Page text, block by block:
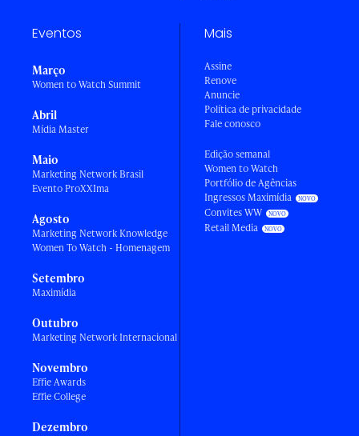
Eventos
Março
Women to Watch Summit
Abril
Mídia Master
Maio
Marketing Network Brasil
Evento ProXXIma
Agosto
Marketing Network Knowledge
Women To Watch - Homenagem
Setembro
Maximídia
Outubro
Marketing Network Internacional
Novembro
Effie Awards
Effie College
Dezembro
Mais
Assine
Renove
Anuncie
Política de privacidade
Fale conosco
Edição semanal
Women to Watch
Portfólio de Agências
Ingressos Maximídia
Convites WW
Retail Media